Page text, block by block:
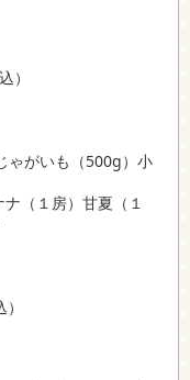
）
ゃがいも（500g）小
（１房）甘夏（１